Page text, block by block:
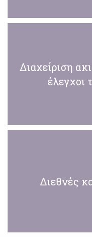
Διαχείριση
έλεγχοι
Διεθνές